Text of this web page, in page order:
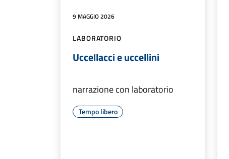
9 MAGGIO 2026
LABORATORIO
Uccellacci e uccellini
narrazione con laboratorio
Tempo libero